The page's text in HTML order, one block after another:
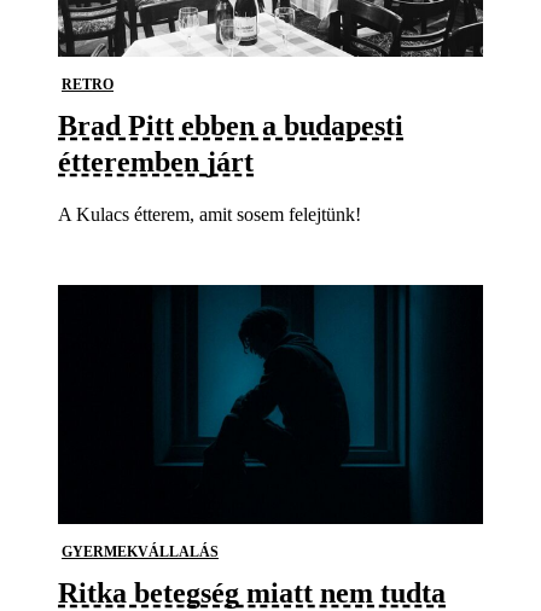
RETRO
Brad Pitt ebben a budapesti
étteremben járt
A Kulacs étterem, amit sosem felejtünk!
GYERMEKVÁLLALÁS
Ritka betegség miatt nem tudta